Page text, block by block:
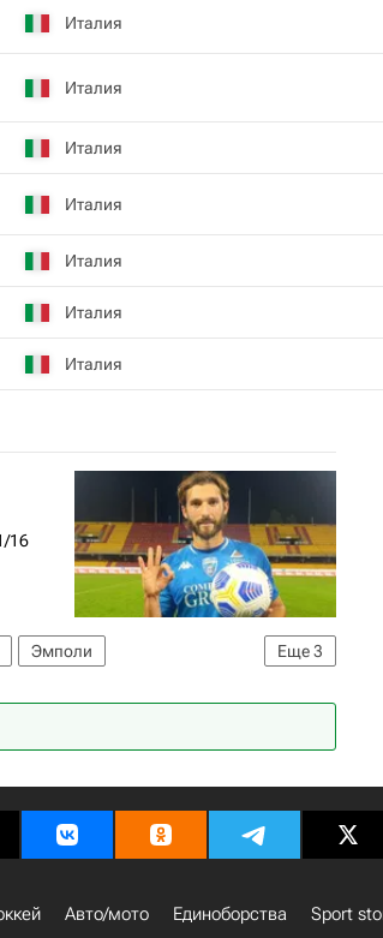
Италия
Италия
Италия
Италия
Италия
Италия
Италия
16
Еще3
Эмполи
Авто/мото Единоборства Sport